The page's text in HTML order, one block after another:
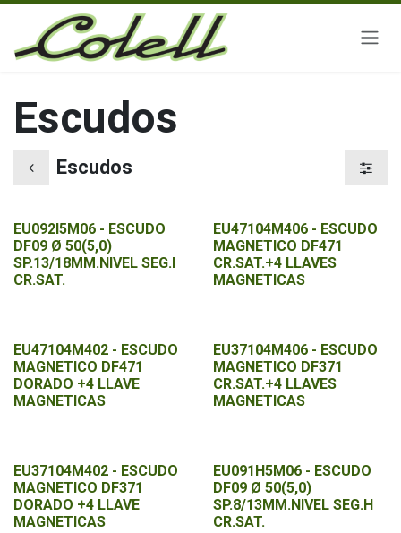
Ir al contenido
Escudos
Escudos
EU092I5M06 - ESCUDO
DF09 Ø 50(5,0)
SP.13/18MM.NIVEL SEG.I
CR.SAT.
EU47104M406 - ESCUDO
MAGNETICO DF471
CR.SAT.+4 LLAVES
MAGNETICAS
EU47104M402 - ESCUDO
MAGNETICO DF471
DORADO +4 LLAVE
MAGNETICAS
EU37104M406 - ESCUDO
MAGNETICO DF371
CR.SAT.+4 LLAVES
MAGNETICAS
EU37104M402 - ESCUDO
MAGNETICO DF371
DORADO +4 LLAVE
MAGNETICAS
EU091H5M06 - ESCUDO
DF09 Ø 50(5,0)
SP.8/13MM.NIVEL SEG.H
CR.SAT.